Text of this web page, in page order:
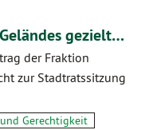
gezielt…
der Fraktion
zur Stadtratssitzung
Gerechtigkeit